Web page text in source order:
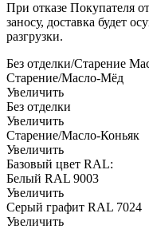
При отказе Покупателя
заносу, доставка будет
разгрузки.
Без отделки/Старение
Старение/Масло-Мёд
Увеличить
Без отделки
Увеличить
Старение/Масло-Коньяк
Увеличить
Базовый цвет RAL:
Белый RAL 9003
Увеличить
Серый графит RAL 7024
Увеличить